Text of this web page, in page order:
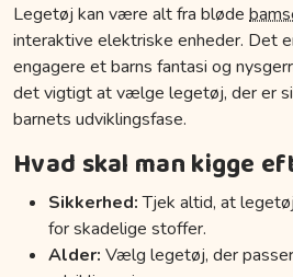
Legetøj kan være alt fra bløde
interaktive elektriske enheder. Det
engagere et barns fantasi og
det vigtigt at vælge legetøj, der er
barnets udviklingsfase.
Hvad skal man kigge
Sikkerhed:Tjek altid, at
for skadelige stoffer.
Alder: Vælg legetøj, der